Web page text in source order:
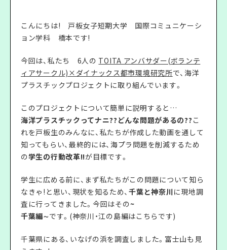
こんにちは! 戸板女子短期大学 国際コミュニケーシ
ョン学科 橋本です!
今回は、私たち 6人の TOITA アンバサダー(ボランテ
ィアサークル)×ダイナックス都市環境研究所で、海洋
プラスチックプロジェクトに取り組んでいます。
このプロジェクトについて簡単に説明すると…
海洋プラスチックってナニ??どんな問題があるの?? こ
れを戸板生のみんなに、私たちが作成した動画を通して
知ってもらい、最終的には、海プラ問題を削減するため
の学生の行動改革!!が目標です。
学生に広める前に、まず私たちがこの問題について知ら
なきゃ!と思い、現状を知るため、千葉と神奈川に現地調
査に行ってきました。今回はその~
千葉編∼です。(神奈川・江の島編はこちら です)
千葉県にある、いなげの浜を調査しました。富士山も見